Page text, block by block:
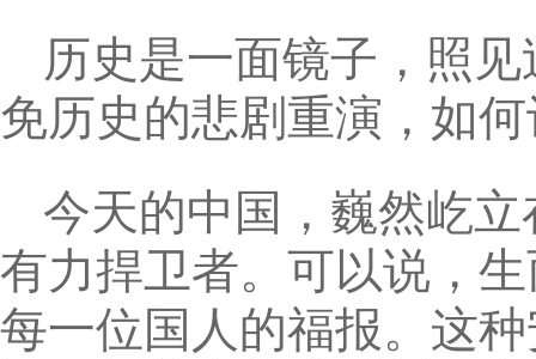
历史是一面镜子，照
免历史的悲剧重演，如
今天的中国，巍然屹
有力捍卫者。可以说，
每一位国人的福报。这